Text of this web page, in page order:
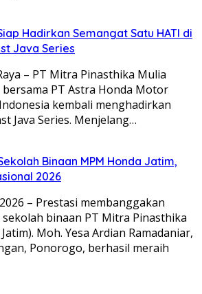
Hadirkan Semangat Satu HATI di
Java Series
– PT Mitra Pinasthika Mulia
bersama PT Astra Honda Motor
kembali menghadirkan
Java Series. Menjelang…
Binaan MPM Honda Jatim,
2026
– Prestasi membanggakan
binaan PT Mitra Pinasthika
Moh. Yesa Ardian Ramadaniar,
Ponorogo, berhasil meraih